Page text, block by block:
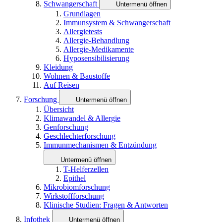
Schwangerschaft
Untermenü öffnen
Grundlagen
Immunsystem & Schwangerschaft
Allergietests
Allergie-Behandlung
Allergie-Medikamente
Hyposensibilisierung
Kleidung
Wohnen & Baustoffe
Auf Reisen
Forschung
Untermenü öffnen
Übersicht
Klimawandel & Allergie
Genforschung
Geschlechterforschung
Immunmechanismen & Entzündung
Untermenü öffnen
T-Helferzellen
Epithel
Mikrobiomforschung
Wirkstoffforschung
Klinische Studien: Fragen & Antworten
Infothek
Untermenü öffnen